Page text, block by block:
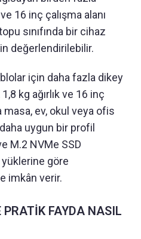
16 inç çalışma alanı
sınıfında bir cihaz
değerlendirilebilir.
için daha fazla dikey
kg ağırlık ve 16 inç
masa, ev, okul veya ofis
uygun bir profil
M.2 NVMe SSD
göre
imkân verir.
FAYDA NASIL